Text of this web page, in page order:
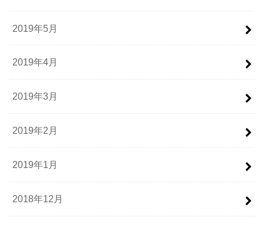
2019年5月
2019年4月
2019年3月
2019年2月
2019年1月
2018年12月